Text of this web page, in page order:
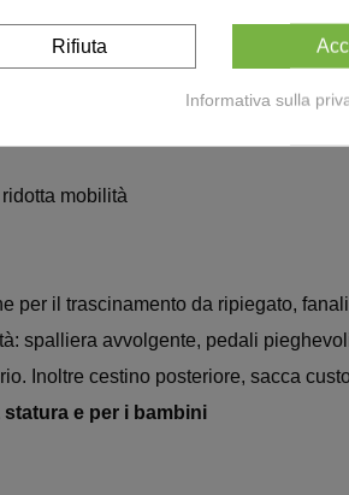
mobilità
per il trascinamento da ripiegato,
spalliera avvolgente, pedali
Inoltre cestino posteriore, sacca
e per i bambini
Rifiuta
Informativa sulla